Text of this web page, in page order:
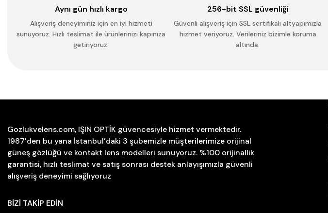
Aynı gün hızlı kargo
Alışveriş deneyiminiz için en iyi hizmeti
sunuyoruz. Hızlı teslimat ile ürünlerinizi kapınıza
getiriyoruz.
256-bit SSL güvenliği
Güvenli alışveriş için SSL sertifikalı altyapımızla
hizmet veriyoruz. Verileriniz bizimle koruma
altında.
Gozlukvelens.com, IŞIN OPTİK güvencesiyle hizmet vermektedir.
1987’den bu yana İstanbul’daki 3 şubemizle müşterilerimize orijinal
güneş gözlüğü ve kontakt lens modelleri sunuyoruz. %100 orijinallik
garantisi, hızlı teslimat ve satış sonrası destek anlayışımızla güvenli
alışveriş deneyimi sağlıyoruz
BİZİ TAKİP EDİN